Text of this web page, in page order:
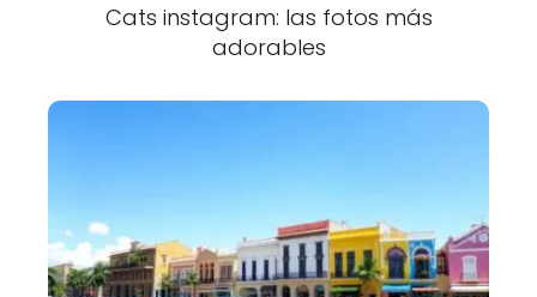
Cats instagram: las fotos más
adorables